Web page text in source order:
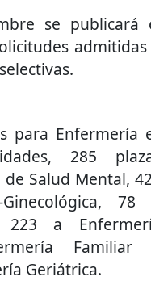
se publicará
para Enfermería
285
Salud Mental,
78
223 a
Familiar
Geriátrica.